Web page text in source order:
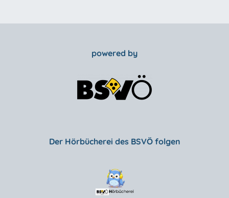
powered by
Der Hörbücherei des BSVÖ folgen